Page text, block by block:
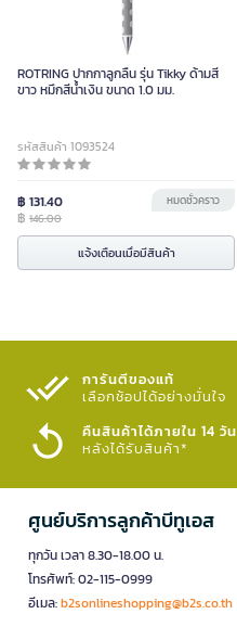
ROTRING ปากกาลูกลื่น รุ่น Tikky ด้ามสี
ขาว หมึกสีน้ำเงิน ขนาด 1.0 มม.
รหัสสินค้า 1093524
฿ 131.40
฿ 146.00
หมดชั่วคราว
แจ้งเตือนเมื่อมีสินค้า
การันตีของแท้
เลือกช้อปได้อย่างมั่นใจ​
คืนสินค้าได้ภายใน 14 วัน
หลังได้รับสินค้า*
ศูนย์บริการลูกค้าบีทูเอส
ทุกวัน เวลา 8.30-18.00 น.
โทรศัพท์: 02-115-0999
อีเมล:b2sonlineshopping@b2s.co.th